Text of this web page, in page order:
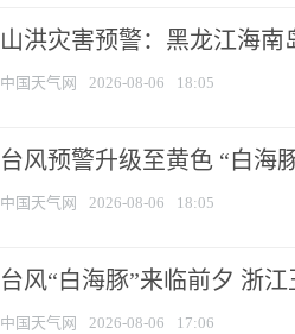
山洪灾害预警：黑龙江海
中国天气网 2026-08-06 18:05
台风预警升级至黄色 “白海
中国天气网 2026-08-06 18:05
台风“白海豚”来临前夕 浙
中国天气网 2026-08-06 17:06